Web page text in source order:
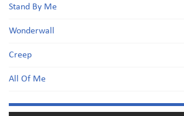
Stand By Me
Wonderwall
Creep
All Of Me